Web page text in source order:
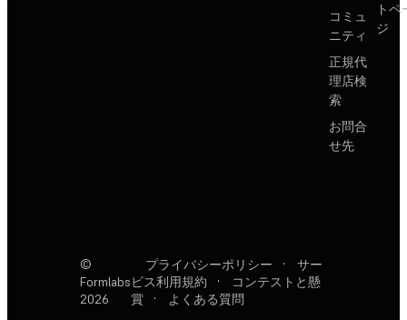
コミュ
ニティ
正規代
理店検
索
お問合
せ先
トペ
ジ
©
Formlabs
2026
プライバシーポリシー ·
サー
ビス利用規約
·
コンテストと懸
賞
· よくある質問